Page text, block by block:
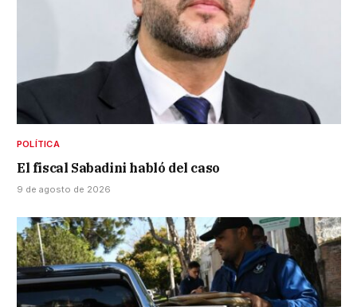
POLÍTICA
El fiscal Sabadini habló del caso
9 de agosto de 2026